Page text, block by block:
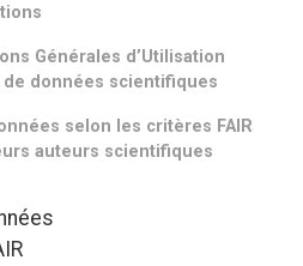
Générales d’Utilisation
de données scientifiques
selon les critères FAIR
auteurs scientifiques